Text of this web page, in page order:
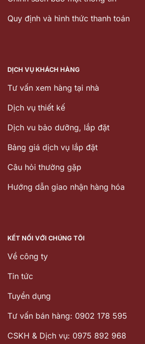
Quy định và hình thức thanh toán
DỊCH VỤ KHÁCH HÀNG
Tư vấn xem hàng tại nhà
Dịch vụ thiết kế
Dịch vu bảo dưỡng, lắp đặt
Bảng giá dịch vụ lắp đặt
Câu hỏi thường gặp
Hướng dẫn giao nhận hàng hóa
KẾT NỐI VỚI CHÚNG TÔI
Về công ty
Tin tức
Tuyển dụng
Tư vấn bán hàng: 0902 178 595
CSKH & Dịch vụ: 0975 892 968